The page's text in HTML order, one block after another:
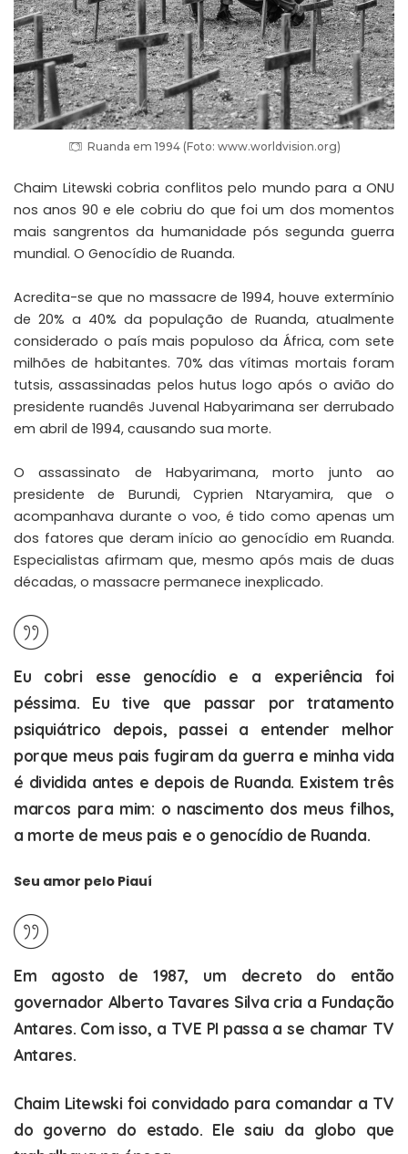
Ruanda em 1994 (Foto: www.worldvision.org)
Chaim Litewski cobria conflitos pelo mundo para a ONU
nos anos 90 e ele cobriu do que foi um dos momentos
mais sangrentos da humanidade pós segunda guerra
mundial. O Genocídio de Ruanda.
Acredita-se que no massacre de 1994, houve extermínio
de 20% a 40% da população de Ruanda, atualmente
considerado o país mais populoso da África, com sete
milhões de habitantes. 70% das vítimas mortais foram
tutsis, assassinadas pelos hutus logo após o avião do
presidente ruandês Juvenal Habyarimana ser derrubado
em abril de 1994, causando sua morte.
O assassinato de Habyarimana, morto junto ao
presidente de Burundi, Cyprien Ntaryamira, que o
acompanhava durante o voo, é tido como apenas um
dos fatores que deram início ao genocídio em Ruanda.
Especialistas afirmam que, mesmo após mais de duas
décadas, o massacre permanece inexplicado.
Eu cobri esse genocídio e a experiência foi
péssima. Eu tive que passar por tratamento
psiquiátrico depois, passei a entender melhor
porque meus pais fugiram da guerra e minha vida
é dividida antes e depois de Ruanda. Existem três
marcos para mim: o nascimento dos meus filhos,
a morte de meus pais e o genocídio de Ruanda.
Seu amor pelo Piauí
Em agosto de 1987, um decreto do então
governador Alberto Tavares Silva cria a Fundação
Antares. Com isso, a TVE PI passa a se chamar TV
Antares.
Chaim Litewski foi convidado para comandar a TV
do governo do estado. Ele saiu da globo que